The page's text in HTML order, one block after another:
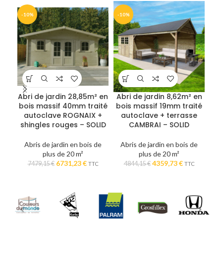
-10%
Abri de jardin 28,85m² en
bois massif 40mm traité
autoclave ROGNAIX +
shingles rouges – SOLID
Abris de jardin en bois de
plus de 20 m²
7479,15€ Le
était :
7479,15 €.
6731,23€Le
6731,23 €.
TTC
-10%
Abri de jardin 8,62m² en
bois massif 19mm traité
autoclave + terrasse
CAMBRAI – SOLID
Abris de jardin en bois de
plus de 20 m²
4844,15€ Le
4844,15 €.
4359,73€Le
4359,73 €.
TTC